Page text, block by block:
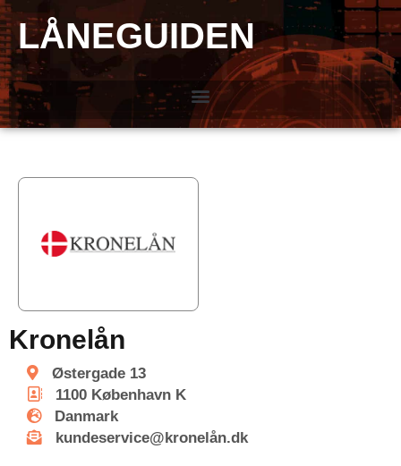
LÅNEGUIDEN
Kronelån
Østergade 13
1100 København K
Danmark
kundeservice@kronelån.dk